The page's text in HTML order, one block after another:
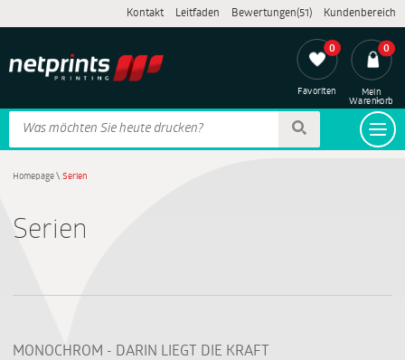
Kontakt Leitfaden Bewertungen(51) Kundenbereich
0
Favoriten
0
Mein
Warenkorb
Homepage\ Serien
Serien
MONOCHROM - DARIN LIEGT DIE KRAFT